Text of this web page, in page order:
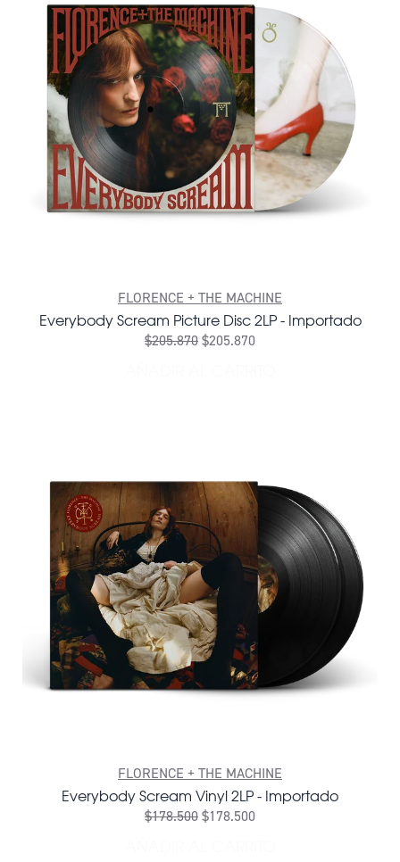
FLORENCE + THE MACHINE
Everybody Scream Picture Disc 2LP - Importado
$205.870$205.870
FLORENCE + THE MACHINE
Everybody Scream Vinyl 2LP - Importado
$178.500$178.500